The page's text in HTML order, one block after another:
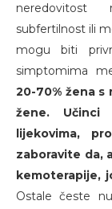
neredovitost
subfertilnost ili
mogu biti
simptomima
20-70% žena
žene. Učinci
lijekovima,
zaboravite da,
kemoterapije,
Ostale česte